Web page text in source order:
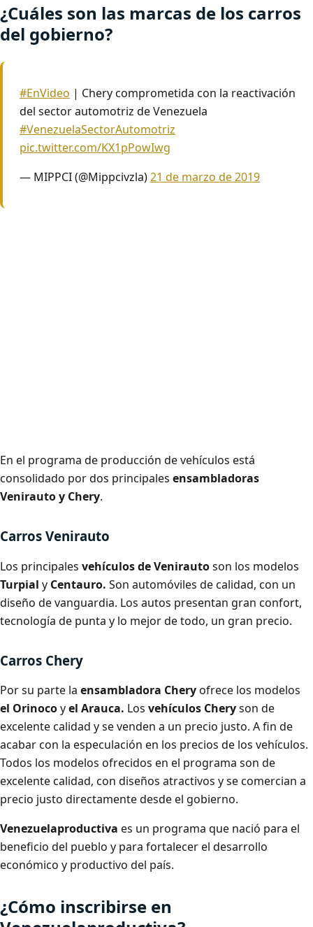
¿Cuáles son las marcas de los carros
del gobierno?
#EnVideo | Chery comprometida con la reactivación
del sector automotriz de Venezuela
#VenezuelaSectorAutomotriz
pic.twitter.com/KX1pPowIwg
— MIPPCI (@Mippcivzla)21 de marzo de 2019
En el programa de producción de vehículos está
consolidado por dos principales ensambladoras
Venirauto y Chery.
Carros Venirauto
Los principales vehículos de Venirautoson los modelos
Turpial y Centauro. Son automóviles de calidad, con un
diseño de vanguardia. Los autos presentan gran confort,
tecnología de punta y lo mejor de todo, un gran precio.
Carros Chery
Por su parte la ensambladora Cheryofrece los modelos
el Orinocoyel Arauca. Los vehículos Cheryson de
excelente calidad y se venden a un precio justo. A fin de
acabar con la especulación en los precios de los vehículos.
Todos los modelos ofrecidos en el programa son de
excelente calidad, con diseños atractivos y se comercian a
precio justo directamente desde el gobierno.
Venezuelaproductiva es un programa que nació para el
beneficio del pueblo y para fortalecer el desarrollo
económico y productivo del país.
¿Cómo inscribirse en